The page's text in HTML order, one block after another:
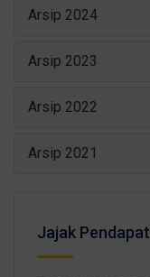
Arsip 2024
Arsip 2023
Arsip 2022
Arsip 2021
Jajak Pendapat